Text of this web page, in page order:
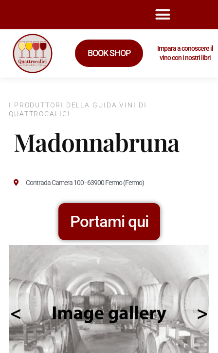
BOOK SHOP
Impara a conoscere il
vino con i nostri libri
I PRODUTTORI DELLA GUIDA VINI DI
QUATTROCALICI
Madonnabruna
Contrada Camera 100 - 63900 Fermo (Fermo)
Portami qui